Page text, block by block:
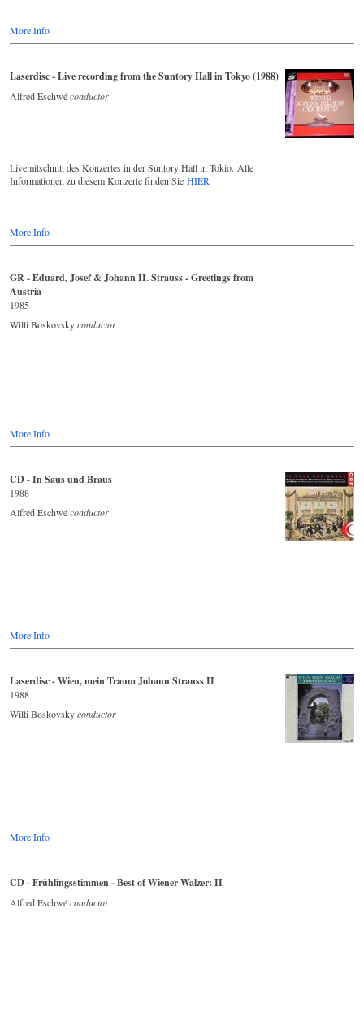
More Info
Laserdisc - Live recording from the Suntory Hall in Tokyo (1988)
Alfred Eschwéconductor
Livemitschnitt des Konzertes in der Suntory Hall in Tokio. Alle
Informationen zu diesem Konzerte finden Sie HIER
More Info
GR - Eduard, Josef & Johann II. Strauss - Greetings from
Austria
1985
Willi Boskovskyconductor
More Info
CD - In Saus und Braus
1988
Alfred Eschwéconductor
More Info
Laserdisc - Wien, mein Traum Johann Strauss II
1988
Willi Boskovskyconductor
More Info
CD - Frühlingsstimmen - Best of Wiener Walzer: II
Alfred Eschwéconductor